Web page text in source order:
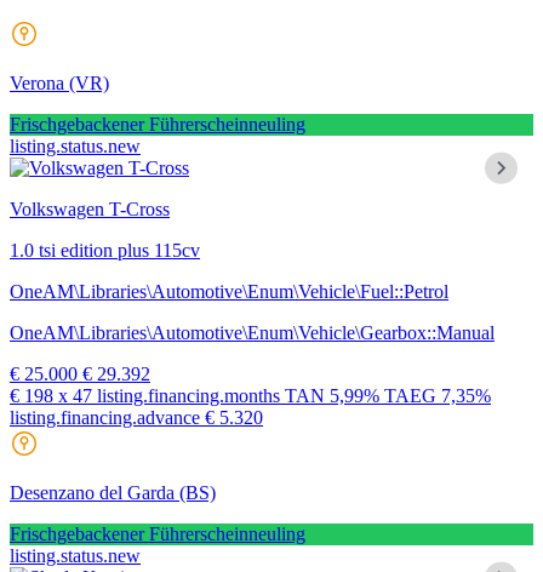
Verona (VR)
Frischgebackener Führerscheinneuling
listing.status.new
Volkswagen T-Cross
1.0 tsi edition plus 115cv
OneAM\Libraries\Automotive\Enum\Vehicle\Fuel::Petrol
OneAM\Libraries\Automotive\Enum\Vehicle\Gearbox::Manual
€ 25.000 € 29.392
€ 198 x 47 listing.financing.months TAN 5,99% TAEG 7,35%
listing.financing.advance € 5.320
Desenzano del Garda (BS)
Frischgebackener Führerscheinneuling
listing.status.new